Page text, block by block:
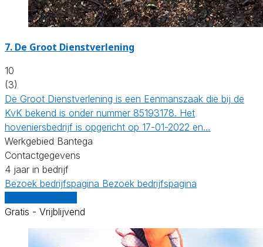
7. De Groot Dienstverlening
10
(3)
De Groot Dienstverlening is een Eenmanszaak die bij de
KvK bekend is onder nummer 85193178. Het
hoveniersbedrijf is opgericht op 17-01-2022 en…
Werkgebied Bantega
Contactgegevens
4 jaar in bedrijf
Bezoek bedrijfspagina Bezoek bedrijfspagina
Gratis - Vrijblijvend